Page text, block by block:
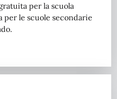
per la scuola
le scuole secondarie